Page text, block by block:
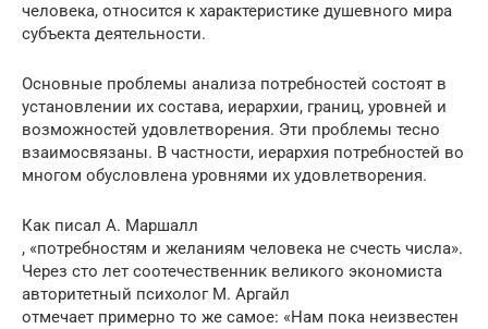
человека, относится к характеристике душевного мира
субъекта деятельности.
Основные проблемы анализа потребностей состоят в
установлении их состава, иерархии, границ, уровней и
возможностей удовлетворения. Эти проблемы тесно
взаимосвязаны. В частности, иерархия потребностей во
многом обусловлена уровнями их удовлетворения.
Как писал А. Маршалл
, «потребностям и желаниям человека не счесть числа».
Через сто лет соотечественник великого экономиста
авторитетный психолог М. Аргайл
отмечает примерно то же самое: «Нам пока неизвестен